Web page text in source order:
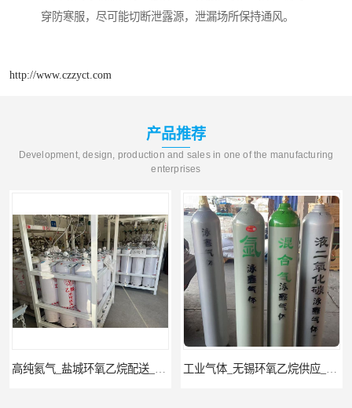
穿防寒服，尽可能切断泄露源，泄漏场所保持通风。
http://www.czzyct.com
产品推荐
Development, design, production and sales in one of the manufacturing
enterprises
高纯氦气_盐城环氧乙烷配送_泳鑫气体 工业气体_无锡环氧乙烷供应_泳鑫气体